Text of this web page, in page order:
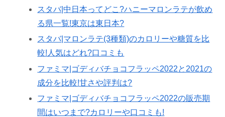
スタバ|中日本ってどこ?ハニーマロンラテが飲め
る県一覧!東京は東日本?
スタバ|マロンラテ(3種類)のカロリーや糖質を比
較!人気はどれ?口コミも
ファミマ|ゴディバチョコフラッペ2022と2021の
成分を比較!甘さや評判は?
ファミマ|ゴディバチョコフラッペ2022の販売期
間はいつまで?カロリーや口コミも!